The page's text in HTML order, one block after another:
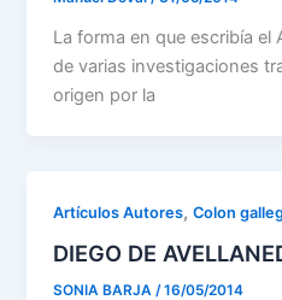
La forma en que escribía
de varias investigaciones
origen por la
Artículos Autores,Colon
DIEGO DE
SONIA BARJA/16/05/2014